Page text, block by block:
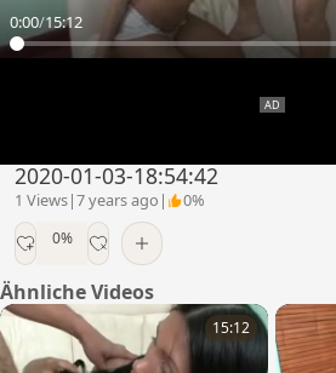
0:00/15:12
2020-01-03-18:54:42
1 Views|7 years ago | 0%
0%
Ähnliche Videos
15:12